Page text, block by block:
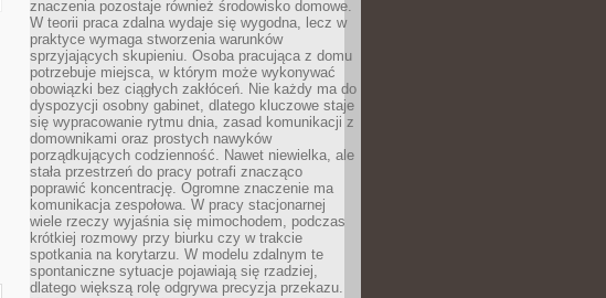
znaczenia pozostaje również środowisko domowe.
W teorii praca zdalna wydaje się wygodna, lecz w
praktyce wymaga stworzenia warunków
sprzyjających skupieniu. Osoba pracująca z domu
potrzebuje miejsca, w którym może wykonywać
obowiązki bez ciągłych zakłóceń. Nie każdy ma do
dyspozycji osobny gabinet, dlatego kluczowe staje
się wypracowanie rytmu dnia, zasad komunikacji z
domownikami oraz prostych nawyków
porządkujących codzienność. Nawet niewielka, ale
stała przestrzeń do pracy potrafi znacząco
poprawić koncentrację. Ogromne znaczenie ma
komunikacja zespołowa. W pracy stacjonarnej
wiele rzeczy wyjaśnia się mimochodem, podczas
krótkiej rozmowy przy biurku czy w trakcie
spotkania na korytarzu. W modelu zdalnym te
spontaniczne sytuacje pojawiają się rzadziej,
dlatego większą rolę odgrywa precyzja przekazu.